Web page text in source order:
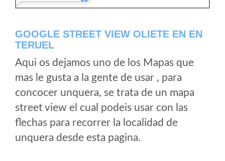
GOOGLE STREET VIEW OLIETE EN EN
TERUEL
Aqui os dejamos uno de los Mapas que
mas le gusta a la gente de usar , para
concocer unquera, se trata de un mapa
street view el cual podeis usar con las
flechas para recorrer la localidad de
unquera desde esta pagina.